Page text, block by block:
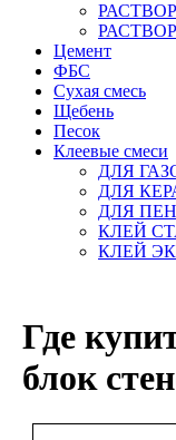
Цемент
ФБС
Сухая смесь
Щебень
Песок
Клеевые смеси
ДЛЯ
ДЛЯ
ДЛЯ
КЛЕЙ
КЛЕЙ
Где
блок